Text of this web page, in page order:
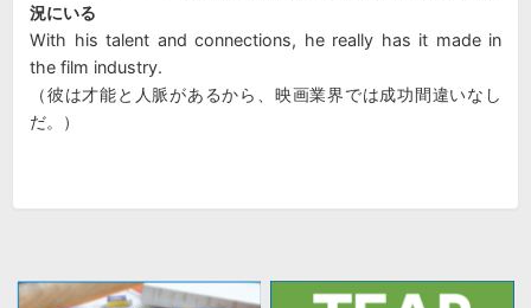
況にいる
With his talent and connections, he really has it made in
the film industry.
（彼は才能と人脈があるから、映画業界では成功間違いなし
だ。）